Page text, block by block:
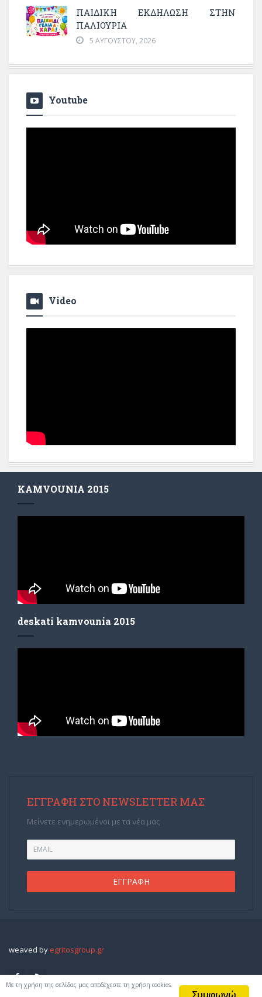
ΠΑΙΔΙΚΗ ΕΚΔΗΛΩΣΗ ΣΤΗΝ
ΠΑΛΙΟΥΡΙΑ
5 ΑΥΓΟΎΣΤΟΥ, 2026
Youtube
Video
KAMVOUNIA 2015
deskati kamvounia 2015
ΕΓΓΡΑΦΉ ΣΤΟ NEWSLETTER ΜΑΣ
Μείνετε ενημερωμένοι με τα νέα μας
weaved by egritosgroup.gr
Με τη χρήση της σελίδας μας αποδέχεστε τη χρήση cookies.